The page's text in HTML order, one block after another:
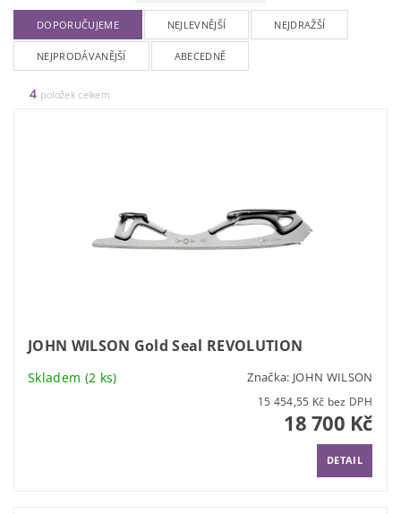
DOPORUČUJEME NEJLEVNĚJŠÍ NEJDRAŽŠÍ
NEJPRODÁVANĚJŠÍ ABECEDNĚ
4 položek celkem
JOHN WILSON Gold Seal REVOLUTION
Skladem (2 ks) Značka: JOHN WILSON
15 454,55 Kč bez DPH
18 700 Kč
DETAIL